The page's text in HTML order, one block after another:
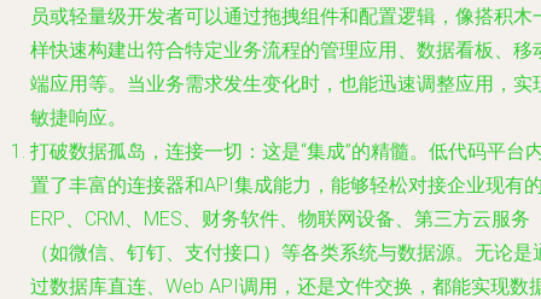
员或轻量级开发者可以通过拖拽组件和配置逻辑，像搭积木
样快速构建出符合特定业务流程的管理应用、数据看板、移
端应用等。当业务需求发生变化时，也能迅速调整应用，实
敏捷响应。
打破数据孤岛，连接一切 ：这是“集成”的精髓。低代码平台
置了丰富的连接器和API集成能力，能够轻松对接企业现有
ERP、CRM、MES、财务软件、物联网设备、第三方云服务
（如微信、钉钉、支付接口）等各类系统与数据源。无论是
过数据库直连、Web API调用，还是文件交换，都能实现数